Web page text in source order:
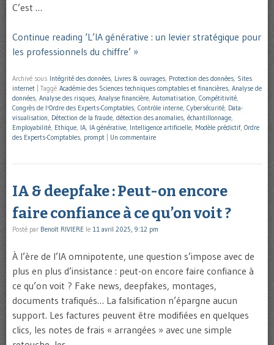
C’est …
Continue reading ‘L’IA générative : un levier stratégique pour
les professionnels du chiffre’ »
Archivé sous Intégrité des données, Livres & ouvrages, Protection des données, Sites
internet
Taggé Académie des Sciences techniques comptables et financières, Analyse de
données, Analyse des risques, Analyse financière, Automatisation, Compétitivité,
Congrès de l'Ordre des Experts-Comptables, Contrôle interne, Cybersécurité, Data-
visualisation, Détection de la fraude, détection des anomalies, échantillonnage,
Employabilité, Ethique, IA, IA générative, Intelligence artificielle, Modèle prédictif, Ordre
des Experts-Comptables, prompt Un commentaire
IA & deepfake : Peut-on encore
faire confiance à ce qu’on voit ?
Posté par Benoît RIVIERE le 11 avril 2025, 9:12 pm
À l’ère de l’IA omnipotente, une question s’impose avec de
plus en plus d’insistance : peut-on encore faire confiance à
ce qu’on voit ? Fake news, deepfakes, montages,
documents trafiqués… La falsification n’épargne aucun
support. Les factures peuvent être modifiées en quelques
clics, les notes de frais « arrangées » avec une simple